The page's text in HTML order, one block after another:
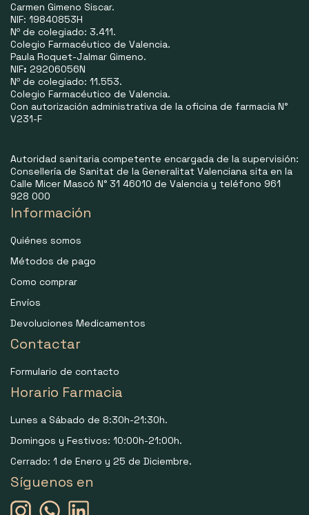
Carmen Gimeno Siscar.
NIF: 19840853H
Nº de colegiado: 3.411.
Colegio Farmacéutico de Valencia.
Paula Roquet-Jalmar Gimeno.
NIF: 29206056N
Nº de colegiado: 11.553.
Colegio Farmacéutico de Valencia.
Con autorización administrativa de la oficina de farmacia N°
V231-F
Autoridad sanitaria competente encargada de la supervisión:
Consellería de Sanitat de la Generalitat Valenciana sita en la
Calle Micer Mascó N° 31 46010 de Valencia y teléfono 961
928 000
Información
Quiénes somos
Métodos de pago
Como comprar
Envíos
Devoluciones Medicamentos
Contactar
Formulario de contacto
Horario Farmacia
Lunes a Sábado de 8:30h-21:30h.
Domingos y Festivos: 10:00h-21:00h.
Cerrado: 1 de Enero y 25 de Diciembre.
Síguenos en